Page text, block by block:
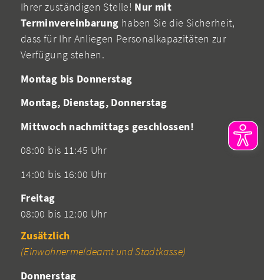
Ihrer zuständigen Stelle! Nur mit
Terminvereinbarung haben Sie die Sicherheit,
dass für Ihr Anliegen Personalkapazitäten zur
Verfügung stehen.
Montag bis Donnerstag
Montag, Dienstag, Donnerstag
Mittwoch nachmittags geschlossen!
08:00 bis 11:45 Uhr
14:00 bis 16:00 Uhr
Freitag
08:00 bis 12:00 Uhr
Zusätzlich
(Einwohnermeldeamt und Stadtkasse)
Donnerstag